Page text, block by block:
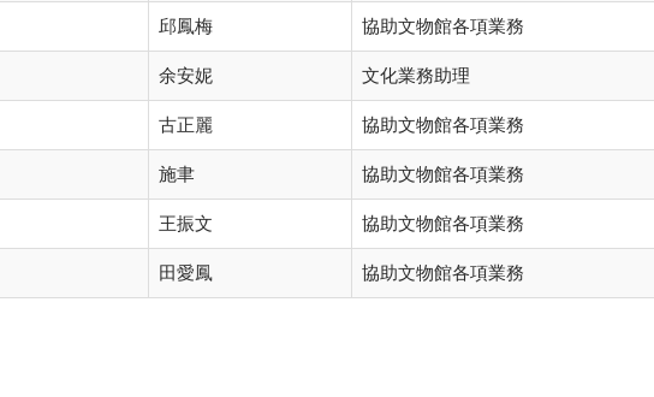
邱鳳梅 協助文物館各項業務
余安妮 文化業務助理
古正麗 協助文物館各項業務
施聿 協助文物館各項業務
王振文 協助文物館各項業務
田愛鳳 協助文物館各項業務